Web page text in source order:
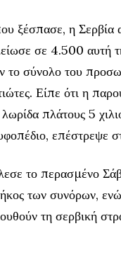
ξέσπασε, η
σε 4.500 αυτή
το σύνολο του
Είπε ότι η
πλάτους 5
επέστρεψε
το περασμένο
των συνόρων,
τη σερβική